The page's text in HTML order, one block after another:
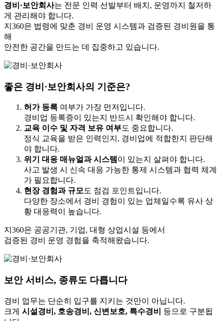
경비·보안회사는 전문 인력 선발부터 배치, 운영까지 철저하
게 관리해야 합니다.
지360은 법령에 맞춘 경비 운영 시스템과 검증된 경비원을 통
해
안전한 공간을 만드는 데 집중하고 있습니다.
좋은 경비·보안회사의 기준은?
허가 등록 여부가 가장 먼저입니다.
경비업 등록증이 있는지 반드시 확인해야 합니다.
교육 이수 및 자격 보유 여부도 중요합니다.
정식 교육을 받은 인력인지, 경비업에 적합한지 판단해
야 합니다.
위기 대응 매뉴얼과 시스템 이 있는지 살펴야 합니다.
사고 발생 시 신속 대응 가능한 통제 시스템과 협력 체계
가 필요합니다.
현장 경험과 규모도 점검 포인트입니다.
다양한 장소에서 경비 경험이 있는 업체일수록 유사 상
황 대응력이 높습니다.
지360은 공공기관, 기업, 대형 상업시설 등에서
검증된 경비 운영 경험을 축적해왔습니다.
보안 서비스, 종류도 다릅니다
경비 업무는 단순히 입구를 지키는 것만이 아닙니다.
크게 시설경비, 호송경비, 신변보호, 특수경비
등으로 구분됩